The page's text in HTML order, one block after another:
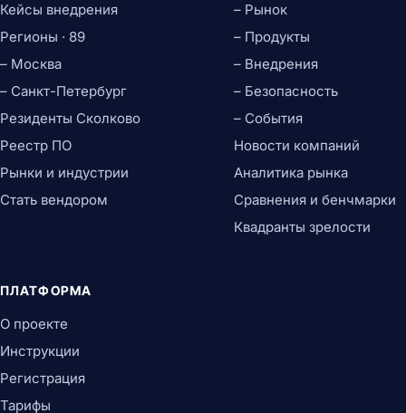
Кейсы внедрения
Регионы · 89
– Москва
– Санкт-Петербург
Резиденты Сколково
Реестр ПО
Рынки и индустрии
Стать вендором
– Рынок
– Продукты
– Внедрения
– Безопасность
– События
Новости компаний
Аналитика рынка
Сравнения и бенчмарки
Квадранты зрелости
ПЛАТФОРМА
О проекте
Инструкции
Регистрация
Тарифы